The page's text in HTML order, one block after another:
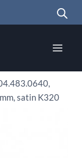
satin K320